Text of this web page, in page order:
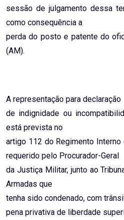
sessão de julgamento dessa
como consequência a
perda do posto e patente do
(AM).
A representação para declaração
de indignidade ou
está prevista no
artigo 112 do Regimento
requerido pelo Procurador-Geral
da Justiça Militar, junto ao
Armadas que
tenha sido condenado, com
pena privativa de liberdade